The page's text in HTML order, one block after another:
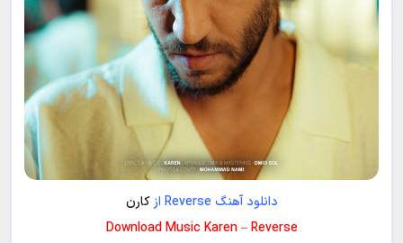
دانلود آهنگ Reverse از
کارن
Download Music Karen – Reverse